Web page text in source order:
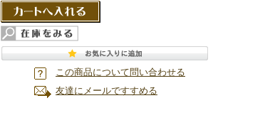
この商品について問い合わせる
友達にメールですすめる